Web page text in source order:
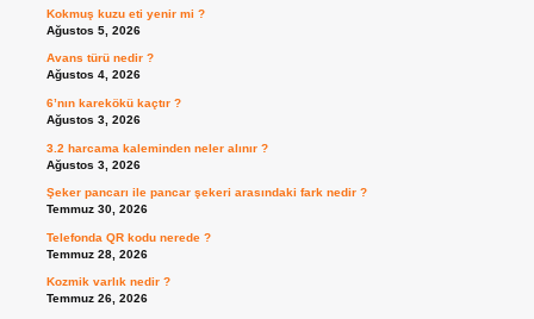
Kokmuş kuzu eti yenir mi ?
Ağustos 5, 2026
Avans türü nedir ?
Ağustos 4, 2026
6’nın karekökü kaçtır ?
Ağustos 3, 2026
3.2 harcama kaleminden neler alınır ?
Ağustos 3, 2026
Şeker pancarı ile pancar şekeri arasındaki fark nedir ?
Temmuz 30, 2026
Telefonda QR kodu nerede ?
Temmuz 28, 2026
Kozmik varlık nedir ?
Temmuz 26, 2026